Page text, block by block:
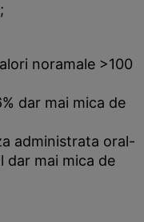
noramale >100
dar mai mica de
administrata oral-
dar mai mica de